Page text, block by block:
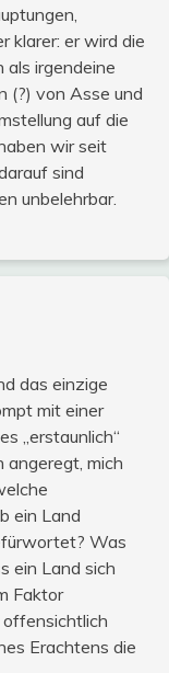
klarer: er wird die
als irgendeine
(?) von Asse und
auf die
wir seit
sind
unbelehrbar.
das einzige
mit einer
„erstaunlich“
angeregt, mich
ein Land
Was
ein Land sich
Faktor
offensichtlich
Erachtens die